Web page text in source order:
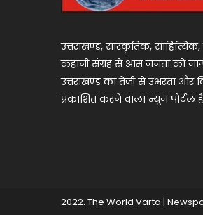
उत्तराखण्ड, सांस्कृतिक,
कहानी संग्रह से आम जनता को
उत्तराखण्ड का तेजी से उभरता और
प्रकाशित करने वाला न्यूज पोर्टल
2022. The World Varta |